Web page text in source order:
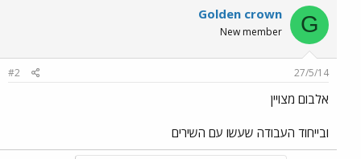
G
Golden crown
New member
27/5/14
#2
אלבום מצויין
ובייחוד העבודה שעשו עם השירים